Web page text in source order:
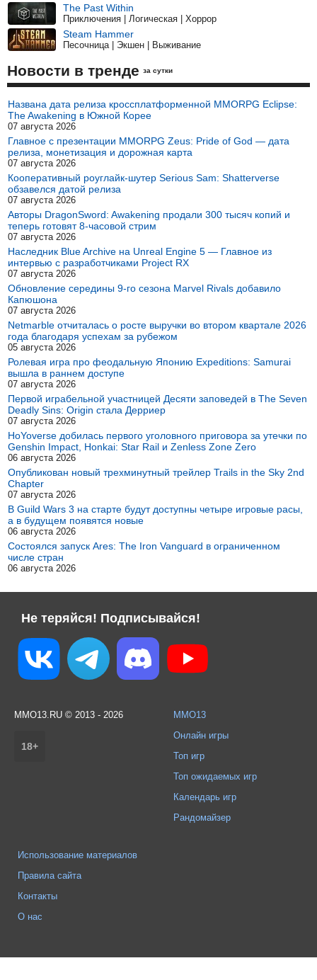
The Past Within
Приключения | Логическая | Хоррор
Steam Hammer
Песочница | Экшен | Выживание
Новости в тренде за сутки
Названа дата релиза кроссплатформенной MMORPG Eclipse:
The Awakening в Южной Корее
07 августа 2026
Главное с презентации MMORPG Zeus: Pride of God — дата
релиза, монетизация и дорожная карта
07 августа 2026
Кооперативный роуглайк-шутер Serious Sam: Shatterverse
обзавелся датой релиза
07 августа 2026
Авторы DragonSword: Awakening продали 300 тысяч копий и
теперь готовят 8-часовой стрим
07 августа 2026
Наследник Blue Archive на Unreal Engine 5 — Главное из
интервью с разработчиками Project RX
07 августа 2026
Обновление середины 9-го сезона Marvel Rivals добавило
Капюшона
07 августа 2026
Netmarble отчиталась о росте выручки во втором квартале 2026
года благодаря успехам за рубежом
05 августа 2026
Ролевая игра про феодальную Японию Expeditions: Samurai
вышла в раннем доступе
07 августа 2026
Первой играбельной участницей Десяти заповедей в The Seven
Deadly Sins: Origin стала Дерриер
07 августа 2026
HoYoverse добилась первого уголовного приговора за утечки по
Genshin Impact, Honkai: Star Rail и Zenless Zone Zero
06 августа 2026
Опубликован новый трехминутный трейлер Trails in the Sky 2nd
Chapter
07 августа 2026
В Guild Wars 3 на старте будут доступны четыре игровые расы,
а в будущем появятся новые
06 августа 2026
Состоялся запуск Ares: The Iron Vanguard в ограниченном
числе стран
06 августа 2026
Не теряйся! Подписывайся!
MMO13.RU © 2013 - 2026
18+
MMO13
Онлайн игры
Топ игр
Топ ожидаемых игр
Календарь игр
Рандомайзер
Использование материалов
Правила сайта
Контакты
О нас